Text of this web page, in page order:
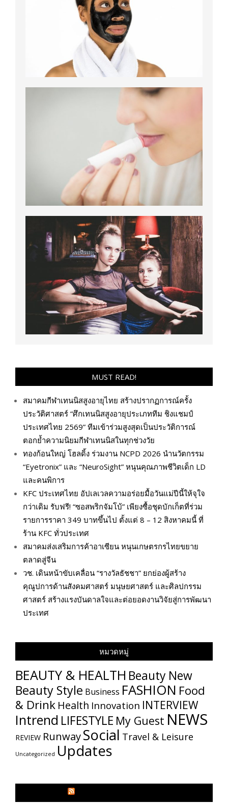
MUST READ!
สมาคมกีฬาเทนนิสสูงอายุไทย สร้างปรากฏการณ์ครั้ง
ประวัติศาสตร์ “ศึกเทนนิสสูงอายุประเภททีม ชิงแชมป์
ประเทศไทย 2569” ทีมเข้าร่วมสูงสุดเป็นประวัติการณ์
ตอกย้ำความนิยมกีฬาเทนนิสในทุกช่วงวัย
ทองก้อนใหญ่ โฮลดิ้ง ร่วมงาน NCPD 2026 นำนวัตกรรม
“Eyetronix” และ “NeuroSight” หนุนคุณภาพชีวิตเด็ก LD
และคนพิการ
KFC ประเทศไทย อัปเลเวลความอร่อยมื้อวันแม่ปีนี้ให้จุใจ
กว่าเดิม รับฟรี! “ซอสพริกจัมโบ้” เพียงซื้อชุดบักเก็ตที่ร่วม
รายการราคา 349 บาทขึ้นไป ตั้งแต่ 8 – 12 สิงหาคมนี้ ที่
ร้าน KFC ทั่วประเทศ
สมาคมส่งเสริมการค้าอาเซียน หนุนเกษตรกรไทยขยาย
ตลาดสู่จีน
วช. เดินหน้าขับเคลื่อน “รางวัลธัชชา” ยกย่องผู้สร้าง
คุณูปการด้านสังคมศาสตร์ มนุษยศาสตร์ และศิลปกรรม
ศาสตร์ สร้างแรงบันดาลใจและต่อยอดงานวิจัยสู่การพัฒนา
ประเทศ
หมวดหมู่
BEAUTY & HEALTH Beauty New
Beauty Style Business FASHION Food
& Drink Health Innovation INTERVIEW
Intrend LIFESTYLE My​ Guest NEWS
REVIEW RunwaySocial Travel & Leisure
Uncategorized Updates